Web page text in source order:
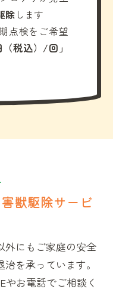
除 します
点検をご希望
税込）/回」
獣駆除サービ
外にもご家庭の安全
を承っています。
お電話でご相談く